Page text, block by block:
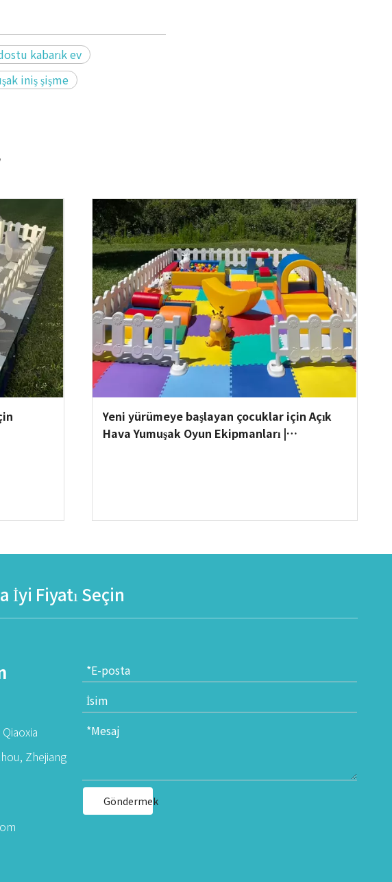
kabarık ev
iniş şişme
Yeni yürümeye başlayan çocuklar için Açık
Hava Yumuşak Oyun Ekipmanları |
İyi Fiyatı Seçin
Zhejiang
Göndermek